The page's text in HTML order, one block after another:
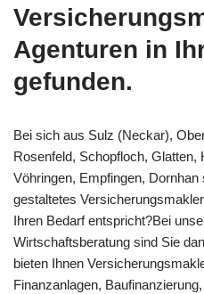
Agenturen in
gefunden.
Bei sich aus Sulz (Neckar),
Rosenfeld, Schopfloch, Glatten,
Vöhringen, Empfingen,
gestaltetes
Ihren Bedarf entspricht?Bei
Wirtschaftsberatung sind Sie
bieten Ihnen
Finanzanlagen,